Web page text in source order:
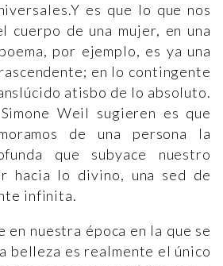
es que lo que nos
cuerpo de una mujer, en una
por ejemplo, es ya una
en lo contingente
atisbo de lo absoluto.
Weil sugieren es que
de una persona la
que subyace nuestro
hacia lo divino, una sed de
infinita.
nuestra época en la que se
belleza es realmente el único